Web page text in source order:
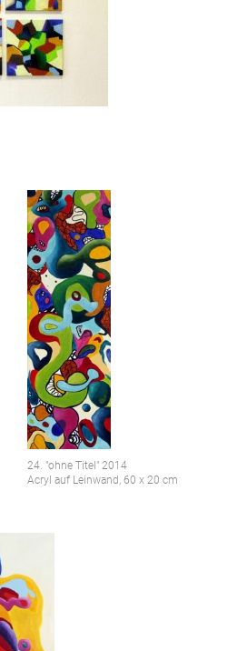
24. "ohne Titel" 2014
Acryl auf Leinwand, 60 x 20 cm